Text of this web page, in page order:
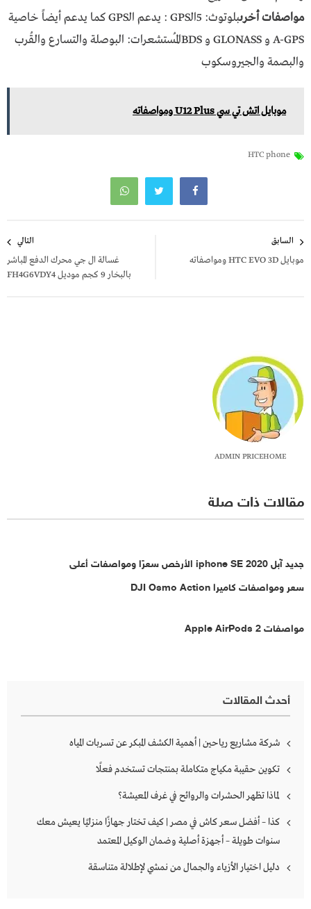
مواصفات أخرى
بلوتوث: 5الـGPS : يدعم الـGPS كما يدعم أيضاً خاصية
A-GPS و GLONASS و BDSالمُستشعرات: البوصلة والتسارع والقُرب
والبصمة والجيروسكوب
موبايل اتش تي سي U12 Plus ومواصفاته
HTC phone
المقالات
السابق
موبايل HTC EVO 3D ومواصفاته
التالي
غسالة ال جي محرك الدفع المباشر
بالبخار 9 كجم موديل FH4G6VDY4
ADMIN PRICEHOME
مقالات ذات صلة
جديد آبل 2020 iphone SE الأرخص سعرًا ومواصفات أعلى
سعر ومواصفات كاميرا DJI Osmo Action
مواصفات Apple AirPods 2
أحدث المقالات
شركة مشاريع رياحين | أهمية الكشف المبكر عن تسربات المياه
تكوين حقيبة مكياج متكاملة بمنتجات تستخدم فعلًا
لماذا تظهر الحشرات والروائح في غرف المعيشة؟
كذا – أفضل سعر كاش في مصر | كيف تختار جهازًا منزليًا يعيش معك
سنوات طويلة – أجهزة أصلية وضمان الوكيل المعتمد
دليل اختيار الأزياء والجمال من نمشي لإطلالة متناسقة